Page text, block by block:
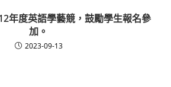
年度英語學藝競，鼓勵學生報名參
加。
2023-09-13